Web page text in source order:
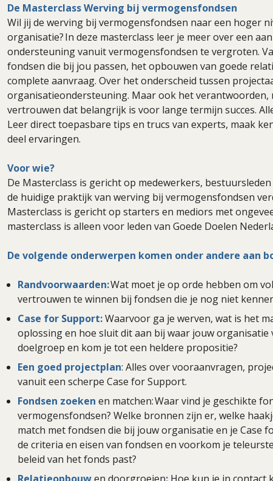
De MasterclassWerving bij vermogensfondsen
Wil jij de werving bij vermogensfondsen naar een hoger
organisatie? In deze masterclass leer je meer over een
ondersteuning vanuit vermogensfondsen te vergroten.
fondsen die bij jou passen, het opbouwen van goede
complete aanvraag. Over het onderscheid tussen
organisatieondersteuning. Maar ook het
vertrouwen dat belangrijk is voor lange termijn succes.
Leer direct toepasbare tips en trucs van experts, maak
deel ervaringen.
Voor wie?
De Masterclass is gericht op medewerkers,
de huidige praktijk van werving bij vermogensfondsen
Masterclass is gericht op starters en mediors met
masterclass is alleen voor leden van Goede Doelen
De volgende onderwerpen komen onder andere aan
Randvoorwaarden:Wat moet je op orde hebben om
vertrouwen te winnen bij fondsen die je nog niet
Case for Support:Waarvoor ga je werven, wat is het
oplossing en hoe sluit dit aan bij waar jouw organisatie
doelgroep en kom je tot een heldere propositie?
Een goed projectplan: Alles over vooraanvragen,
vanuit een scherpe Case for Support.
Fondsen zoeken en matchen: Waar vind je geschikte
vermogensfondsen? Welke bronnen zijn er, welke
match met fondsen die bij jouw organisatie en je Case
de criteria en eisen van fondsen en voorkom je
beleid van het fonds past?